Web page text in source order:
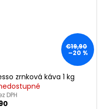
€19,90
–20 %
zrnková káva 1 kg
DPH